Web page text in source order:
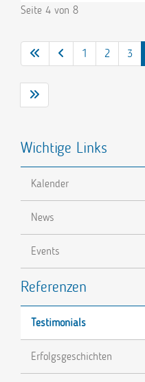
Seite 4 von 8
1 2 3
Wichtige Links
Kalender
News
Events
Referenzen
Testimonials
Erfolgsgeschichten